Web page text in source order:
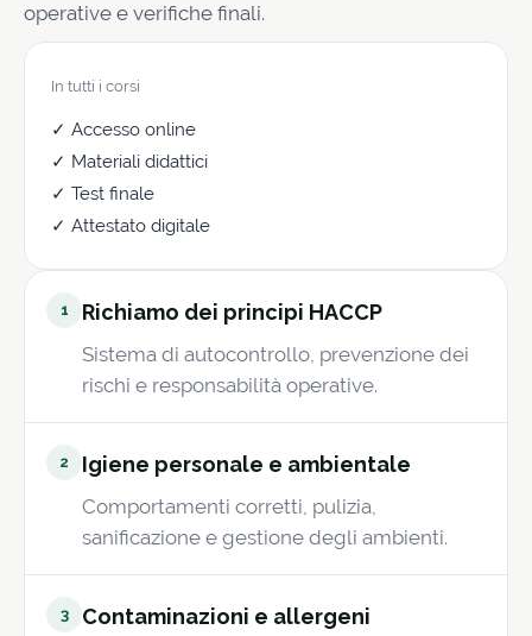
operative e verifiche finali.
In tutti i corsi
✓ Accesso online
✓ Materiali didattici
✓ Test finale
✓ Attestato digitale
1 Richiamo dei principi HACCP
Sistema di autocontrollo, prevenzione dei
rischi e responsabilità operative.
2 Igiene personale e ambientale
Comportamenti corretti, pulizia,
sanificazione e gestione degli ambienti.
3 Contaminazioni e allergeni